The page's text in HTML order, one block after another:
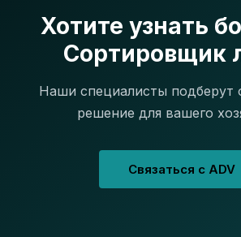
Хотите узнать
Сортировщик
Наши специалисты подберут
решение для вашего
Связаться с ADV